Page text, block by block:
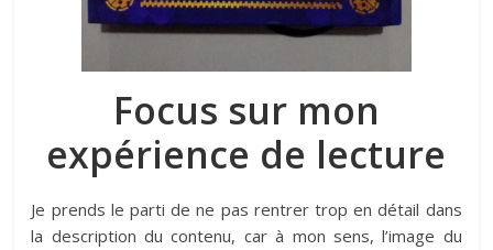
Focus sur mon
expérience de lecture
Je prends le parti de ne pas rentrer trop en détail dans
la description du contenu, car à mon sens, l’image du